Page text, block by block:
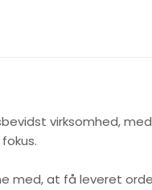
virksomhed,
med, at få leveret